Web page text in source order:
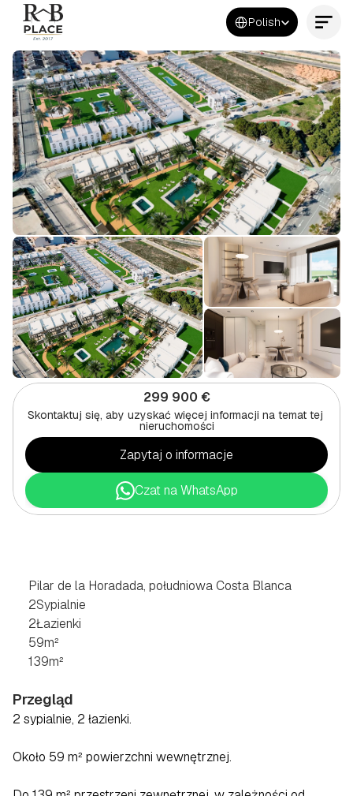
Select Language
Polish
Kontakt
299 900 €
Skontaktuj się, aby uzyskać więcej informacji na temat tej
nieruchomości
Zapytaj o informacje
Czat na WhatsApp
Pilar de la Horadada, południowa Costa Blanca
2Sypialnie
2Łazienki
59m²
139m²
Przegląd
2 sypialnie, 2 łazienki.
Około 59 m² powierzchni wewnętrznej.